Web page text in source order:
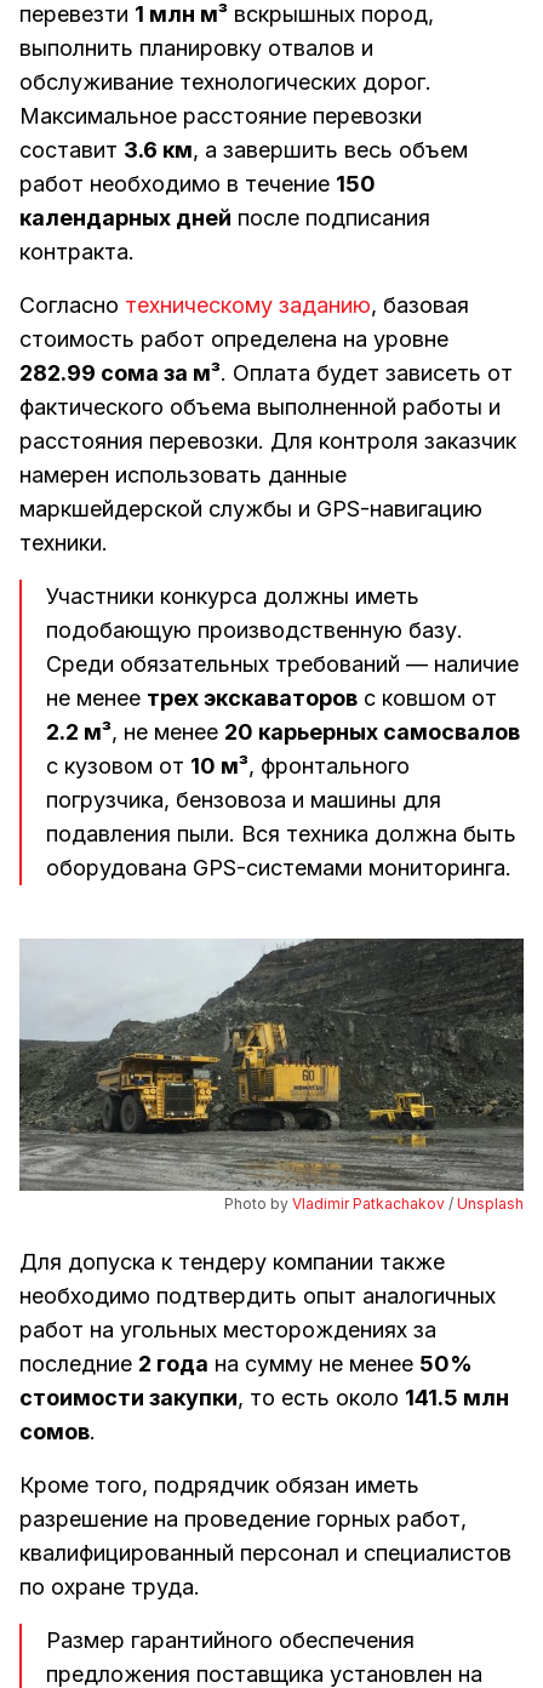
перевезти 1 млн м³ вскрышных пород,
выполнить планировку отвалов и
обслуживание технологических дорог.
Максимальное расстояние перевозки
составит 3.6 км, а завершить весь объем
работ необходимо в течение 150
календарных дней после подписания
контракта.
Согласно техническому заданию, базовая
стоимость работ определена на уровне
282.99 сома за м³. Оплата будет зависеть от
фактического объема выполненной работы и
расстояния перевозки. Для контроля заказчик
намерен использовать данные
маркшейдерской службы и GPS-навигацию
техники.
Участники конкурса должны иметь
подобающую производственную базу.
Среди обязательных требований — наличие
не менее трех экскаваторов с ковшом от
2.2 м³, не менее 20 карьерных самосвалов
с кузовом от 10 м³, фронтального
погрузчика, бензовоза и машины для
подавления пыли. Вся техника должна быть
оборудована GPS-системами мониторинга.
Photo by Vladimir Patkachakov / Unsplash
Для допуска к тендеру компании также
необходимо подтвердить опыт аналогичных
работ на угольных месторождениях за
последние 2 года на сумму не менее 50%
стоимости закупки, то есть около 141.5 млн
сомов.
Кроме того, подрядчик обязан иметь
разрешение на проведение горных работ,
квалифицированный персонал и специалистов
по охране труда.
Размер гарантийного обеспечения
предложения поставщика установлен на